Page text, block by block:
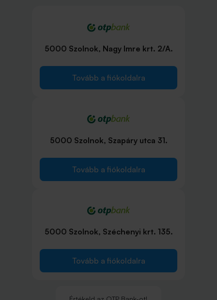
5000 Szolnok, Nagy Imre krt. 2/A.
Tovább a fiókoldalra
5000 Szolnok, Szapáry utca 31.
Tovább a fiókoldalra
5000 Szolnok, Széchenyi krt. 135.
Tovább a fiókoldalra